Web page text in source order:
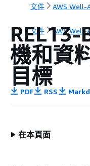
文件 AWS Well-
文件 AWS
REL13-
機和資
目標
PDF RSS
在本頁面